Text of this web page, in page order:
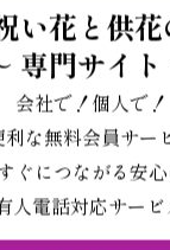
ーのカテゴリの一
ワー・Sサイ
枯れない花 ビ
であるビジネス
ただける小型の枯
い花と供花
専門サイト
会社で！個人で！
利な無料会員サー
ぐにつながる安
人電話対応サービ